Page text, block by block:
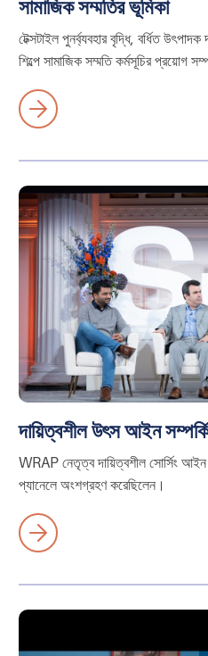
সামাজিক সম্মতির ভূমিকা
টেক্সটাইল পুনর্ব্যবহার বৃদ্ধি, বর্ধিত
শিল্পে সামাজিক সম্মতি কর্মসূচির প্রয়োগ
দায়িত্বশীল উৎস আইন
WRAP নেতৃত্ব দায়িত্বশীল সোর্সিং
প্যানেলে অংশগ্রহণ করেছিলেন।